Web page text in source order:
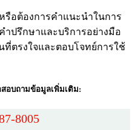
อต้องการคำแนะนำในการ
ำปรึกษาและบริการอย่างมือ
ตรงใจและตอบโจทย์การใช้
อบถามข้อมูลเพิ่มเติม:
8005